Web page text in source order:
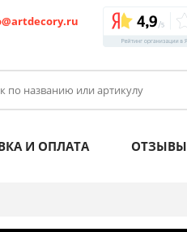
И ОПЛАТА ОТЗЫВЫ